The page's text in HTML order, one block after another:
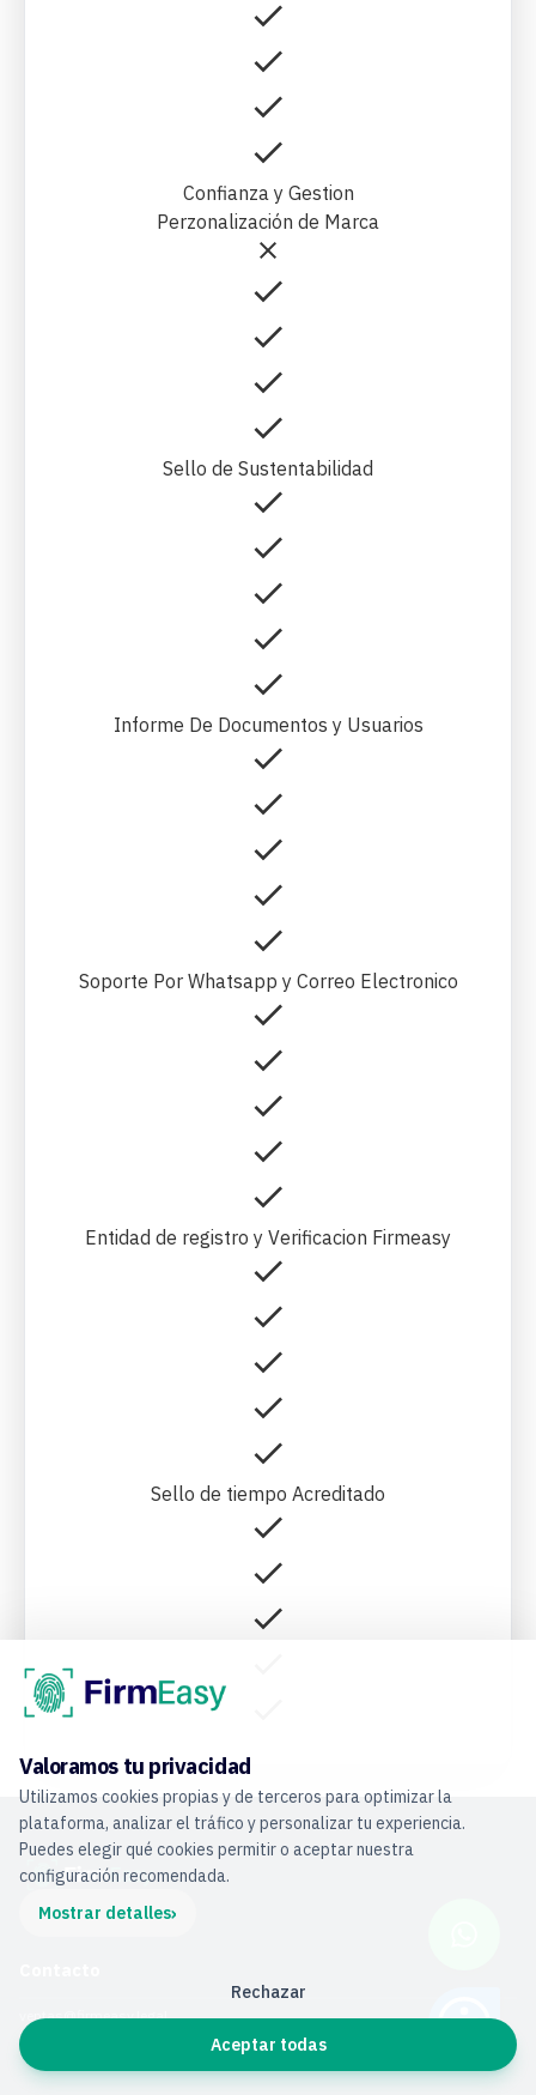
Confianza y Gestion
Perzonalización de Marca
Sello de Sustentabilidad
Informe De Documentos y Usuarios
Soporte Por Whatsapp y Correo Electronico
Entidad de registro y Verificacion Firmeasy
Sello de tiempo Acreditado
ventas@firmeasy.legal
ventas@firmeasy.ai
Valoramos tu privacidad
Utilizamos cookies propias y de terceros para optimizar la
plataforma, analizar el tráfico y personalizar tu experiencia.
Puedes elegir qué cookies permitir o aceptar nuestra
configuración recomendada.
Mostrar detalles›
Rechazar
Aceptar todas